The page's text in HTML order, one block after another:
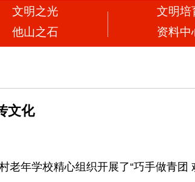
文明之光
他山之石
文明培
资料中
文化
年学校精心组织开展了“巧手做青团